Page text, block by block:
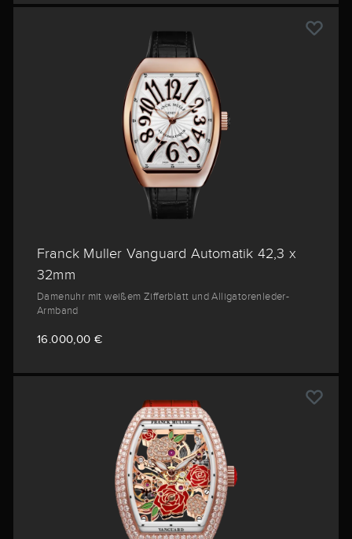
Franck Muller Vanguard Automatik 42,3 x
32mm
Damenuhr mit weißem Zifferblatt und Alligatorenleder-
Armband
16.000,00 €